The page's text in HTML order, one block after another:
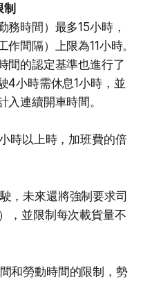
務時間）最多15小時，
作間隔）上限為11小時。
間的認定基準也進行了
4小時需休息1小時，並
入連續開車時間。
時以上時，加班費的倍
，未來還將強制要求司
，並限制每次載貨量不
和勞動時間的限制，勢